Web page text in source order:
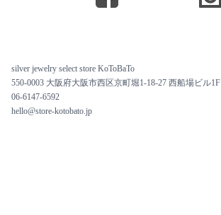
silver jewelry select store KoToBaTo
550-0003 大阪府大阪市西区京町堀1-18-27 西船場ビル1F
06-6147-6592
hello@store-kotobato.jp